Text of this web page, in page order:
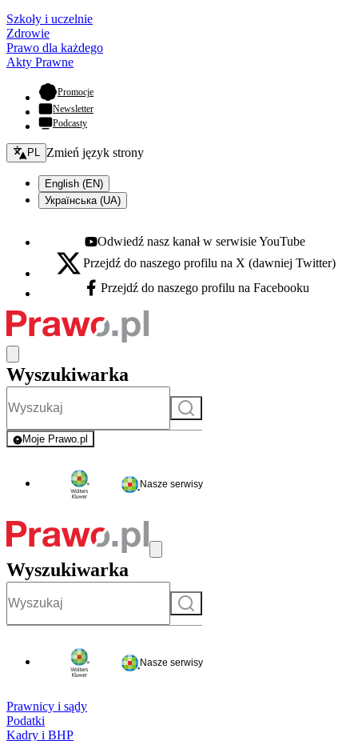
Szkoły i uczelnie
Zdrowie
Prawo dla każdego
Akty Prawne
Promocje- otwiera się w nowej karcie
Newsletter
Podcasty
Zmień język - bieżący:
PL Zmień język strony
English (EN)
Українська (UA)
Youtube - otwiera się w nowej karcie
Odwiedź nasz kanał w serwisie YouTube
X - otwiera się w nowej karcie
Przejdź do naszego profilu na X (dawniej Twitter)
Facebook - otwiera się w nowej karcie
Przejdź do naszego profilu na Facebooku
Wyszukiwarka
Szukaj
Moje Prawo.pl
- rejestracja i logowanie do serwisu
Nasze serwisy
Wyszukiwarka
Szukaj
Nasze serwisy
Prawnicy i sądy
Podatki
Kadry i BHP